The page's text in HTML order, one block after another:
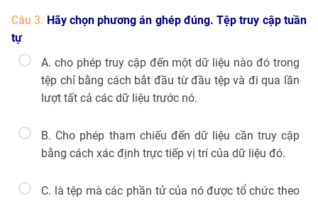
Câu 3. Hãy chọn phương án ghép đúng. Tệp truy cập tuần
tự
A. cho phép truy cập đến một dữ liệu nào đó trong
tệp chỉ bằng cách bắt đầu từ đầu tệp và đi qua lần
lượt tất cả các dữ liệu trước nó.
B. Cho phép tham chiếu đến dữ liệu cần truy cập
bằng cách xác định trực tiếp vị trí của dữ liệu đó.
C. là tệp mà các phần tử của nó được tổ chức theo